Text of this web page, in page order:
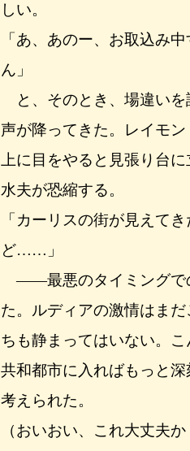
しい。
「あ、あのー、お取込み
ん」
と、そのとき、場違いを
声が降ってきた。レイモ
上に目をやると見張り台
水夫が恐縮する。
「カーリスの街が見えて
ど……」
――最悪のタイミングで
た。ルディアの激情はま
ちも静まってはいない。
共和都市に入ればもっと
考えられた。
（おいおい、これ大丈夫